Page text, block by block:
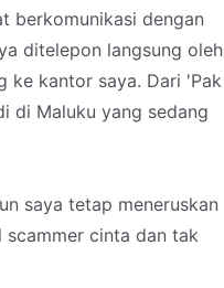
berkomunikasi dengan
ditelepon langsung oleh
ke kantor saya. Dari 'Pak
di Maluku yang sedang
saya tetap meneruskan
scammer cinta dan tak